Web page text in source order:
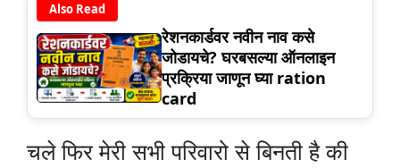
Also Read
रेशनकार्डवर नवीन नाव कसे
जोडायचे? घरबसल्या ऑनलाइन
प्रक्रिया जाणून घ्या ration
card
चले फिर मेरी सभी परिवारो से बिनती है की